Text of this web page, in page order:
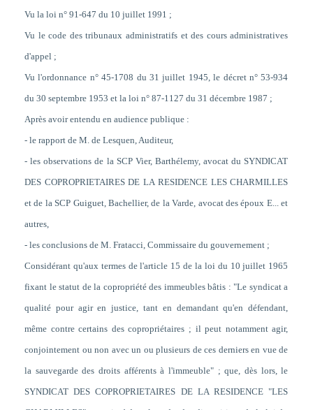
Vu la loi n° 91-647 du 10 juillet 1991 ;
Vu le code des tribunaux administratifs et des cours administratives
d'appel ;
Vu l'ordonnance n° 45-1708 du 31 juillet 1945, le décret n° 53-934
du 30 septembre 1953 et la loi n° 87-1127 du 31 décembre 1987 ;
Après avoir entendu en audience publique :
- le rapport de M. de Lesquen, Auditeur,
- les observations de la SCP Vier, Barthélemy, avocat du SYNDICAT
DES COPROPRIETAIRES DE LA RESIDENCE LES CHARMILLES
et de la SCP Guiguet, Bachellier, de la Varde, avocat des époux E... et
autres,
- les conclusions de M. Fratacci, Commissaire du gouvernement ;
Considérant qu'aux termes de l'article 15 de la loi du 10 juillet 1965
fixant le statut de la copropriété des immeubles bâtis : "Le syndicat a
qualité pour agir en justice, tant en demandant qu'en défendant,
même contre certains des copropriétaires ; il peut notamment agir,
conjointement ou non avec un ou plusieurs de ces derniers en vue de
la sauvegarde des droits afférents à l'immeuble" ; que, dès lors, le
SYNDICAT DES COPROPRIETAIRES DE LA RESIDENCE "LES